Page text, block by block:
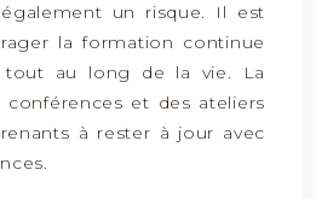
un risque. Il est
la formation continue
tout au long de la vie. La
et des ateliers
à rester à jour avec